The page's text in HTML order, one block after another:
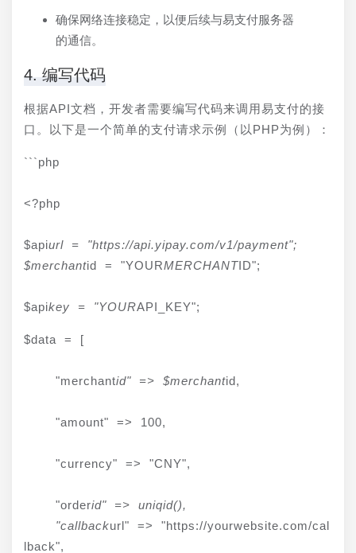
确保网络连接稳定，以便后续与易支付服务器
的通信。
4. 编写代码
根据API文档，开发者需要编写代码来调用易支付的接
口。以下是一个简单的支付请求示例（以PHP为例）：
```php
<?php
$apiurl = "https://api.yipay.com/v1/payment";
$merchantid = "YOURMERCHANTID";
$apikey = "YOURAPI_KEY";
$data = [
    "merchant
id" => $merchantid,
    "amount" => 100,
    "currency" => "CNY",
    "order
id" => uniqid(),
    "callback
url" => "https://yourwebsite.com/cal
lback",